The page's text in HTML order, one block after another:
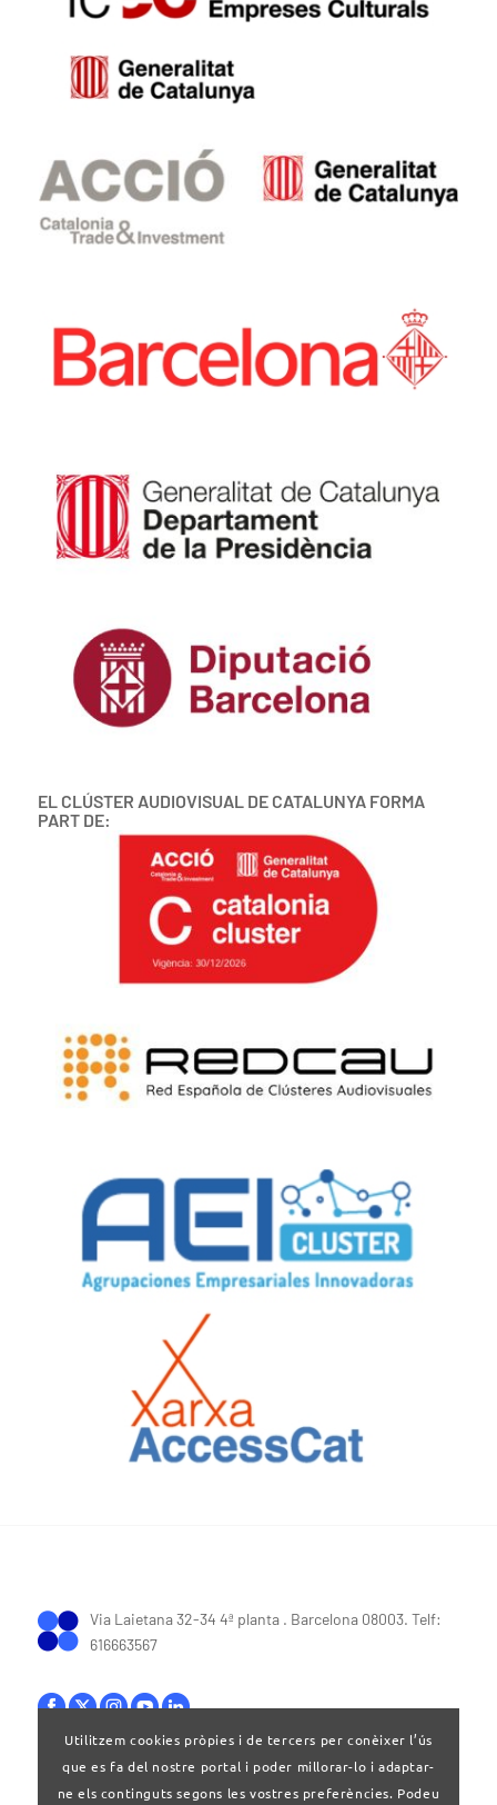
EL CLÚSTER AUDIOVISUAL DE CATALUNYA FORMA
PART DE:
Via Laietana 32-34 4ª planta . Barcelona 08003. Telf:
616663567
Bases legals |Política de privacitat
Utilitzem cookies pròpies i de tercers per conèixer l’ús
que es fa del nostre portal i poder millorar-lo i adaptar-
ne els continguts segons les vostres preferències. Podeu